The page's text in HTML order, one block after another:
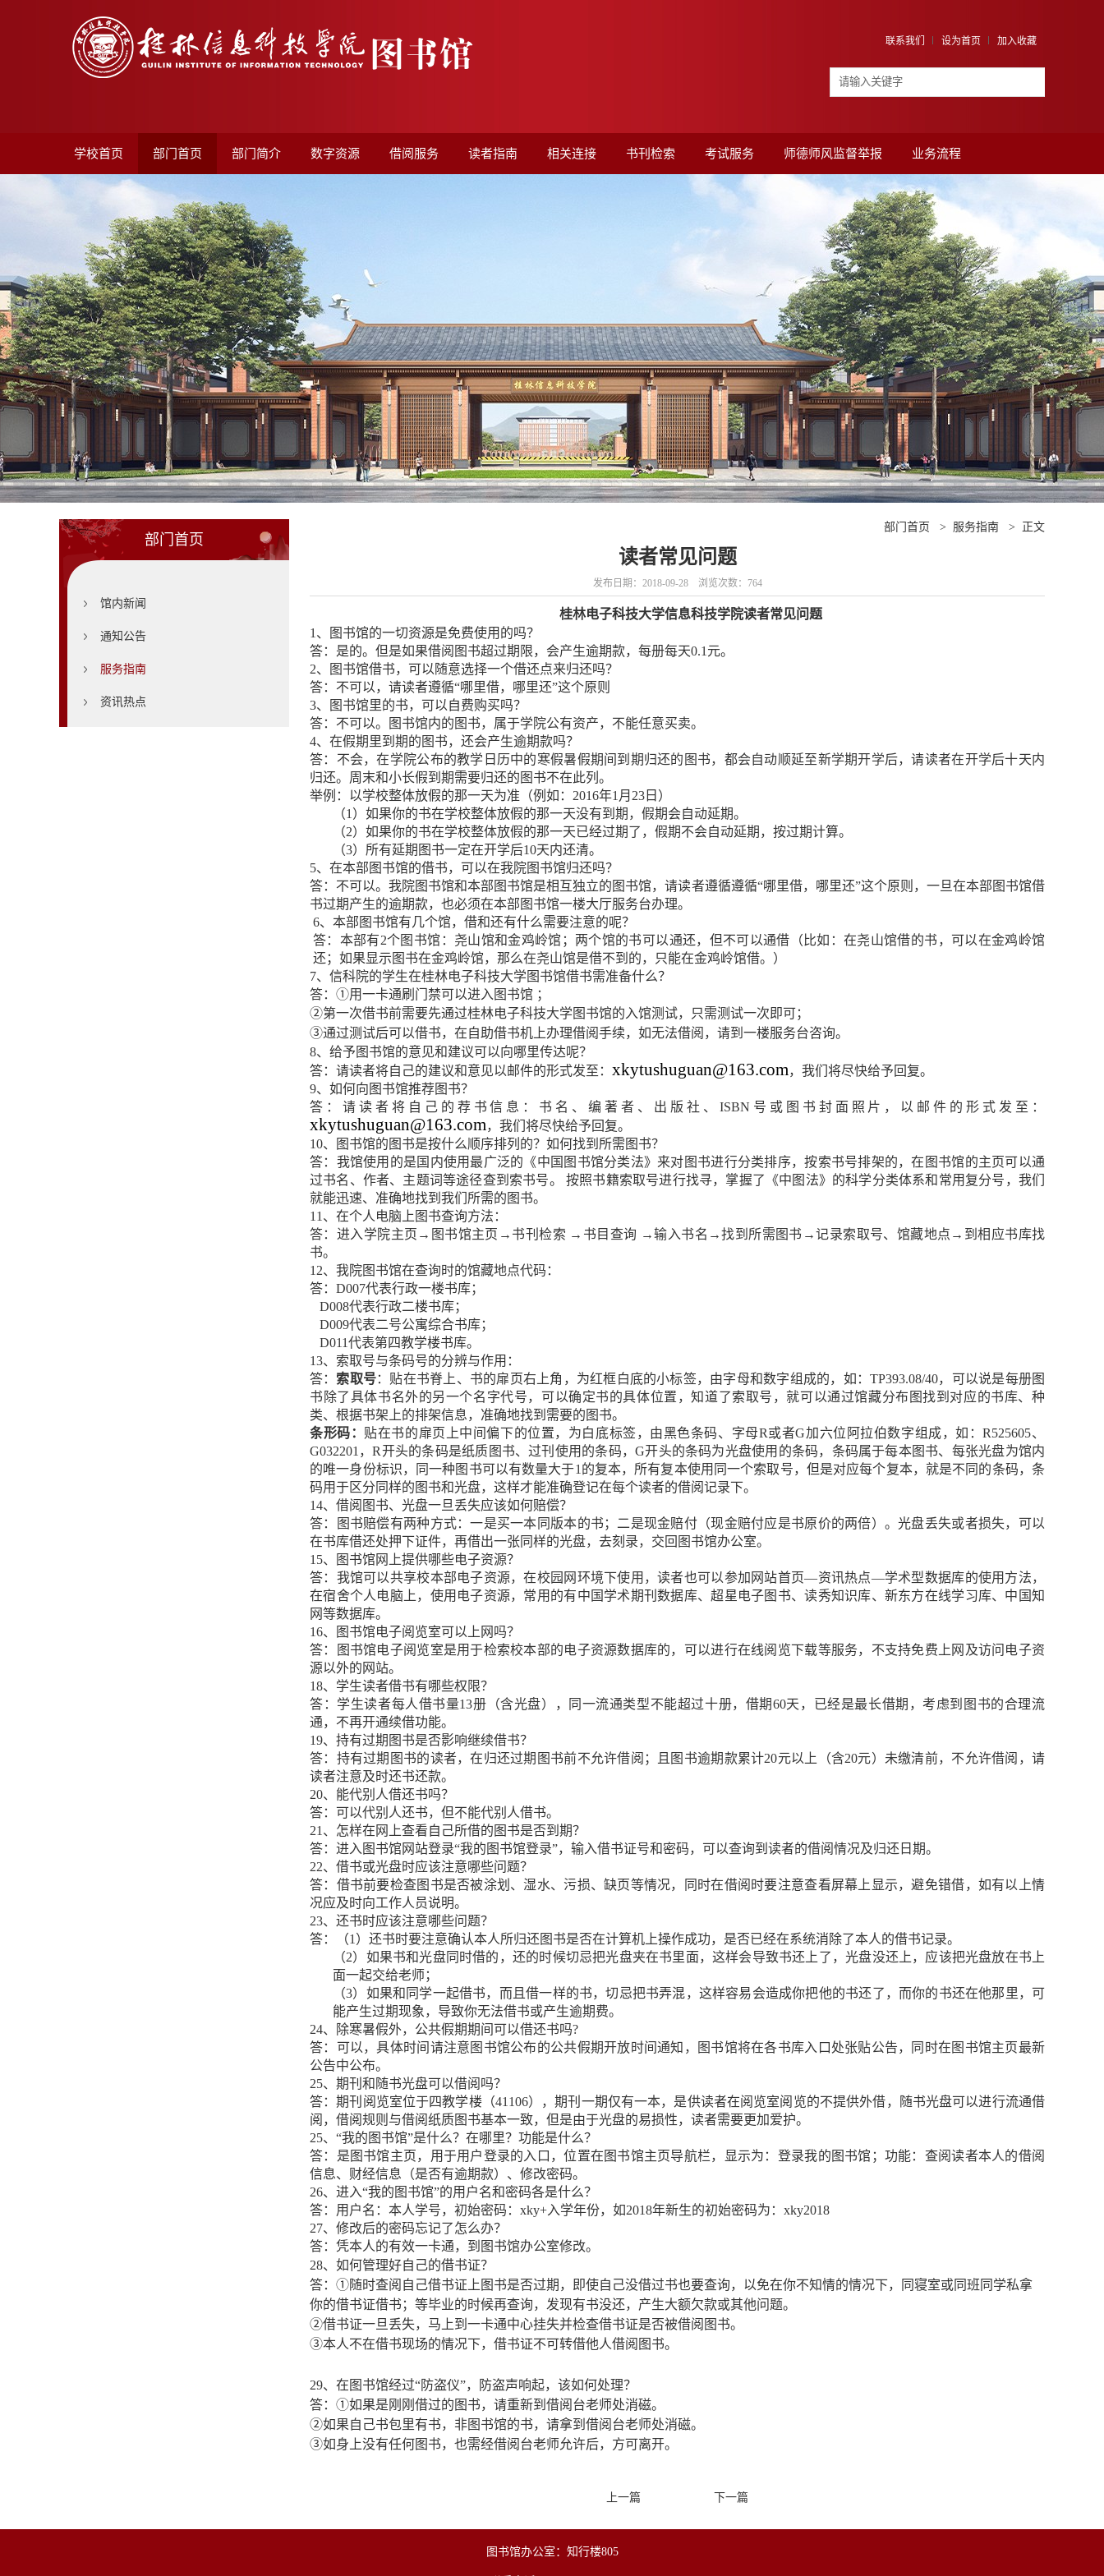
联系我们 设为首页 加入收藏
学校首页 部门首页 部门简介 数字资源 借阅服务 读者指南 相关连接 书刊检索 考试服务 师德师风监督举报 业务流程
部门首页
馆内新闻
通知公告
服务指南
资讯热点
部门首页 > 服务指南 > 正文
读者常见问题
发布日期：2018-09-28 浏览次数： 764
桂林电子科技大学信息科技学院读者常见问题
1、图书馆的一切资源是免费使用的吗？
答：是的。但是如果借阅图书超过期限，会产生逾期款，每册每天0.1元。
2、图书馆借书，可以随意选择一个借还点来归还吗？
答：不可以，请读者遵循“哪里借，哪里还”这个原则
3、图书馆里的书，可以自费购买吗？
答：不可以。图书馆内的图书，属于学院公有资产，不能任意买卖。
4、在假期里到期的图书，还会产生逾期款吗？
答：不会，在学院公布的教学日历中的寒假暑假期间到期归还的图书，都会自动顺延至新学期开学后，请读者在开学后十天内
归还。周末和小长假到期需要归还的图书不在此列。
举例：以学校整体放假的那一天为准（例如：2016年1月23日）
（1）如果你的书在学校整体放假的那一天没有到期，假期会自动延期。
（2）如果你的书在学校整体放假的那一天已经过期了，假期不会自动延期，按过期计算。
（3）所有延期图书一定在开学后10天内还清。
5、在本部图书馆的借书，可以在我院图书馆归还吗？
答：不可以。我院图书馆和本部图书馆是相互独立的图书馆，请读者遵循遵循“哪里借，哪里还”这个原则，一旦在本部图书馆借
书过期产生的逾期款，也必须在本部图书馆一楼大厅服务台办理。
6、本部图书馆有几个馆，借和还有什么需要注意的呢？
答：本部有2个图书馆：尧山馆和金鸡岭馆；两个馆的书可以通还，但不可以通借（比如：在尧山馆借的书，可以在金鸡岭馆
还；如果显示图书在金鸡岭馆，那么在尧山馆是借不到的，只能在金鸡岭馆借。）
7、信科院的学生在桂林电子科技大学图书馆借书需准备什么？
答：①用一卡通刷门禁可以进入图书馆 ；
②第一次借书前需要先通过桂林电子科技大学图书馆的入馆测试，只需测试一次即可；
③通过测试后可以借书，在自助借书机上办理借阅手续，如无法借阅，请到一楼服务台咨询。
8、给予图书馆的意见和建议可以向哪里传达呢？
答：请读者将自己的建议和意见以邮件的形式发至： xkytushuguan@163.com，我们将尽快给予回复。
9、如何向图书馆推荐图书？
答：请读者将自己的荐书信息：书名、编著者、出版社、ISBN号或图书封面照片，以邮件的形式发至：
xkytushuguan@163.com，我们将尽快给予回复。
10、图书馆的图书是按什么顺序排列的？如何找到所需图书？
答：我馆使用的是国内使用最广泛的《中国图书馆分类法》来对图书进行分类排序，按索书号排架的，在图书馆的主页可以通
过书名、作者、主题词等途径查到索书号。 按照书籍索取号进行找寻，掌握了《中图法》的科学分类体系和常用复分号，我们
就能迅速、准确地找到我们所需的图书。
11、在个人电脑上图书查询方法：
答：进入学院主页→图书馆主页→书刊检索 →书目查询 →输入书名→找到所需图书→记录索取号、馆藏地点→到相应书库找
书。
12、我院图书馆在查询时的馆藏地点代码：
答：D007代表行政一楼书库；
D008代表行政二楼书库；
D009代表二号公寓综合书库；
D011代表第四教学楼书库。
13、索取号与条码号的分辨与作用：
答： 索取号：贴在书脊上、书的扉页右上角，为红框白底的小标签，由字母和数字组成的，如：TP393.08/40，可以说是每册图
书除了具体书名外的另一个名字代号，可以确定书的具体位置，知道了索取号，就可以通过馆藏分布图找到对应的书库、种
类、根据书架上的排架信息，准确地找到需要的图书。
条形码： 贴在书的扉页上中间偏下的位置，为白底标签，由黑色条码、字母R或者G加六位阿拉伯数字组成，如：R525605、
G032201，R开头的条码是纸质图书、过刊使用的条码，G开头的条码为光盘使用的条码，条码属于每本图书、每张光盘为馆内
的唯一身份标识，同一种图书可以有数量大于1的复本，所有复本使用同一个索取号，但是对应每个复本，就是不同的条码，条
码用于区分同样的图书和光盘，这样才能准确登记在每个读者的借阅记录下。
14、借阅图书、光盘一旦丢失应该如何赔偿？
答：图书赔偿有两种方式：一是买一本同版本的书；二是现金赔付（现金赔付应是书原价的两倍）。光盘丢失或者损失，可以
在书库借还处押下证件，再借出一张同样的光盘，去刻录，交回图书馆办公室。
15、图书馆网上提供哪些电子资源？
答：我馆可以共享校本部电子资源，在校园网环境下使用，读者也可以参加网站首页—资讯热点—学术型数据库的使用方法，
在宿舍个人电脑上，使用电子资源，常用的有中国学术期刊数据库、超星电子图书、读秀知识库、新东方在线学习库、中国知
网等数据库。
16、图书馆电子阅览室可以上网吗？
答：图书馆电子阅览室是用于检索校本部的电子资源数据库的，可以进行在线阅览下载等服务，不支持免费上网及访问电子资
源以外的网站。
18、学生读者借书有哪些权限？
答：学生读者每人借书量13册（含光盘），同一流通类型不能超过十册，借期60天，已经是最长借期，考虑到图书的合理流
通，不再开通续借功能。
19、持有过期图书是否影响继续借书？
答：持有过期图书的读者，在归还过期图书前不允许借阅；且图书逾期款累计20元以上（含20元）未缴清前，不允许借阅，请
读者注意及时还书还款。
20、能代别人借还书吗？
答：可以代别人还书，但不能代别人借书。
21、怎样在网上查看自己所借的图书是否到期？
答：进入图书馆网站登录“我的图书馆登录”，输入借书证号和密码，可以查询到读者的借阅情况及归还日期。
22、借书或光盘时应该注意哪些问题？
答：借书前要检查图书是否被涂划、湿水、污损、缺页等情况，同时在借阅时要注意查看屏幕上显示，避免错借，如有以上情
况应及时向工作人员说明。
23、还书时应该注意哪些问题？
答：（1）还书时要注意确认本人所归还图书是否在计算机上操作成功，是否已经在系统消除了本人的借书记录。
（2）如果书和光盘同时借的，还的时候切忌把光盘夹在书里面，这样会导致书还上了，光盘没还上，应该把光盘放在书上
面一起交给老师；
（3）如果和同学一起借书，而且借一样的书，切忌把书弄混，这样容易会造成你把他的书还了，而你的书还在他那里，可
能产生过期现象，导致你无法借书或产生逾期费。
24、除寒暑假外，公共假期期间可以借还书吗?
答：可以，具体时间请注意图书馆公布的公共假期开放时间通知，图书馆将在各书库入口处张贴公告，同时在图书馆主页最新
公告中公布。
25、期刊和随书光盘可以借阅吗？
答：期刊阅览室位于四教学楼（41106），期刊一期仅有一本，是供读者在阅览室阅览的不提供外借，随书光盘可以进行流通借
阅，借阅规则与借阅纸质图书基本一致，但是由于光盘的易损性，读者需要更加爱护。
25、“我的图书馆”是什么？在哪里？功能是什么？
答：是图书馆主页，用于用户登录的入口，位置在图书馆主页导航栏，显示为：登录我的图书馆；功能：查阅读者本人的借阅
信息、财经信息（是否有逾期款）、修改密码。
26、进入“我的图书馆”的用户名和密码各是什么？
答：用户名：本人学号，初始密码：xky+入学年份，如2018年新生的初始密码为：xky2018
27、修改后的密码忘记了怎么办？
答：凭本人的有效一卡通，到图书馆办公室修改。
28、如何管理好自己的借书证？
答：①随时查阅自己借书证上图书是否过期，即使自己没借过书也要查询，以免在你不知情的情况下，同寝室或同班同学私拿
你的借书证借书；等毕业的时候再查询，发现有书没还，产生大额欠款或其他问题。
②借书证一旦丢失，马上到一卡通中心挂失并检查借书证是否被借阅图书。
③本人不在借书现场的情况下，借书证不可转借他人借阅图书。
29、在图书馆经过“防盗仪”，防盗声响起，该如何处理？
答：①如果是刚刚借过的图书，请重新到借阅台老师处消磁。
②如果自己书包里有书，非图书馆的书，请拿到借阅台老师处消磁。
③如身上没有任何图书，也需经借阅台老师允许后，方可离开。
上一篇 下一篇
图书馆办公室：知行楼805